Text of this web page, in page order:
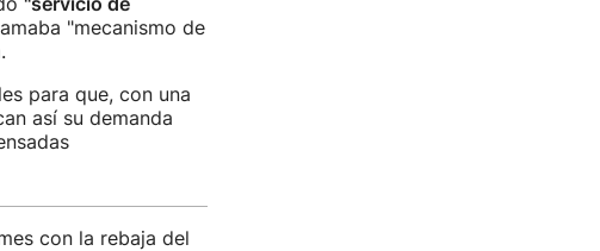
"mecanismo de
para que, con una
así su demanda
con la rebaja del